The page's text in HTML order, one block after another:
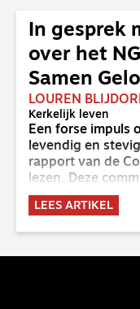
In gesprek
over het
Samen
LOUREN
Kerkelijk leven
Een forse impuls
levendig en
rapport van de
lezen. Deze
van de GKv en
synode van
belijdenis en bij
LEES ARTIKEL